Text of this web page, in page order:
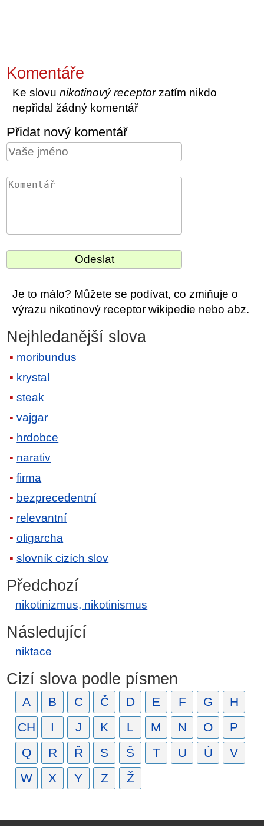
Komentáře
Ke slovunikotinový receptorzatím nikdo
nepřidal žádný komentář
Přidat nový komentář
Je to málo? Můžete se podívat, co zmiňuje o
výrazu nikotinový receptor wikipedie nebo abz.
Nejhledanější slova
moribundus
krystal
steak
vajgar
hrdobce
narativ
firma
bezprecedentní
relevantní
oligarcha
slovník cizích slov
Předchozí
nikotinizmus, nikotinismus
Následující
niktace
Cizí slova podle písmen
A B C Č D E F G
H
CH
I J K L M N O
P
Q
R Ř S Š T U Ú
V
W
X Y Z Ž